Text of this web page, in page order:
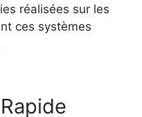
réalisées sur les
ces systèmes